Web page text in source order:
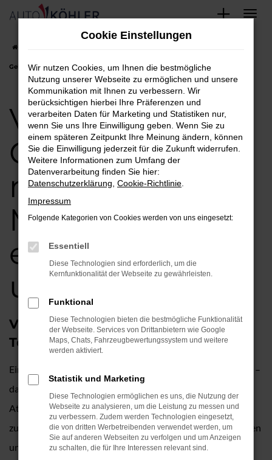
Zum
Gebrauchtwagen-Angebote in München einfach finden und kaufen
VW Crafter
Gebrauchtwage
n-Angebote in
München
einfach finden
und kaufen
VW Crafter Gebrauchtwagen –
Topqualität für München
Ein VW Crafter Gebrauchtwagen ist eine erstklassige Wahl –
das gilt auch für München. Wir untermauern die
Attraktivität, indem wir Ihnen eine erstklassige Qualität
zusichern. Auto Köhler ist seit rund 90 Jahren für Kundinnen
und Kunden aus München und Umgebung tätig. Unser
Cookie Einstellungen
Wir nutzen Cookies, um Ihnen die bestmögliche
Nutzung unserer Webseite zu ermöglichen und unsere
Kommunikation mit Ihnen zu verbessern. Wir
berücksichtigen hierbei Ihre Präferenzen und
verarbeiten Daten für Marketing und Statistiken nur,
wenn Sie uns Ihre Einwilligung geben. Wenn Sie zu
einem späteren Zeitpunkt Ihre Meinung ändern, können
Sie die Einwilligung jederzeit für die Zukunft widerrufen.
Weitere Informationen zum Umfang der
Datenverarbeitung finden Sie hier:
Datenschutzerklärung Cookie-Richtlinie
Impressum
Folgende Kategorien von Cookies werden von uns eingesetzt:
Essentiell
Diese Technologien sind erforderlich, um die
Kernfunktionalität der Webseite zu gewährleisten.
Funktional
Diese Technologien bieten die bestmögliche Funktionalität
der Webseite. Services von Drittanbietern wie Google
Maps, Chats, Fahrzeugbewertungssystem und weitere
werden aktiviert.
Statistik und Marketing
Diese Technologien ermöglichen es uns, die Nutzung der
Webseite zu analysieren, um die Leistung zu messen und
zu verbessern. Zudem werden Technologien eingesetzt,
die von dritten Werbetreibenden verwendet werden, um
Sie auf anderen Webseiten zu verfolgen und um Anzeigen
zu schalten, die für Ihre Interessen relevant sind.